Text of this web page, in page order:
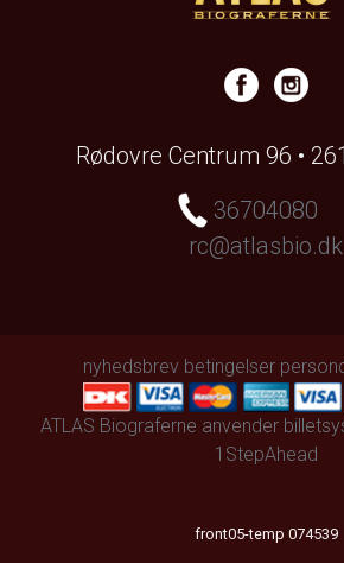
Rødovre Centrum 96 •
36704080
rc@atlasbio.dk
nyhedsbrev betingelser
ATLAS Biograferne anvender
1StepAhead
front05-temp 074539